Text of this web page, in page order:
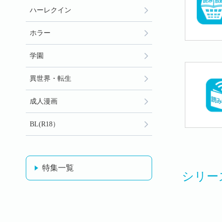
シリー
ハーレクイン
ホラー
学園
異世界・転生
成人漫画
BL(R18）
特集一覧